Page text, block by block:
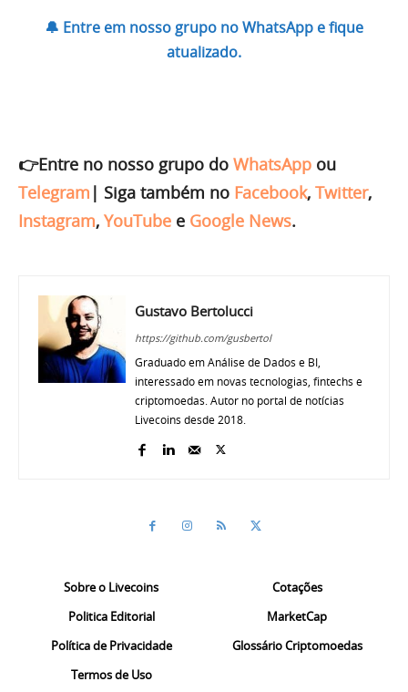
🔔 Entre em nosso grupo no WhatsApp e fique
atualizado.
👉Entre no nosso grupo do WhatsApp ou
Telegram | Siga também no Facebook, Twitter,
Instagram, YouTube e Google News.
Gustavo Bertolucci
https://github.com/gusbertol
Graduado em Análise de Dados e BI,
interessado em novas tecnologias, fintechs e
criptomoedas. Autor no portal de notícias
Livecoins desde 2018.
Sobre o Livecoins
Politica Editorial
Política de Privacidade
Termos de Uso
Cotações
MarketCap
Glossário Criptomoedas